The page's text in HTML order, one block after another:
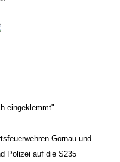
eingeklemmt"
Gornau und
Polizei auf die S235